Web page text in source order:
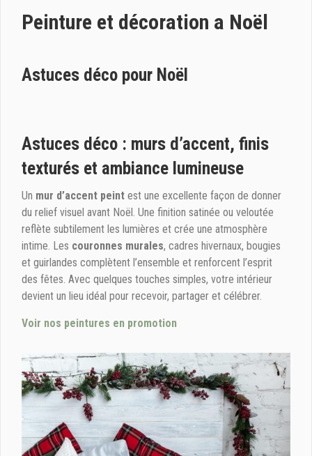
Peinture et décoration a Noël
Astuces déco pour Noël
Astuces déco : murs d’accent, finis
texturés et ambiance lumineuse
Un mur d’accent peint est une excellente façon de donner
du relief visuel avant Noël. Une finition satinée ou veloutée
reflète subtilement les lumières et crée une atmosphère
intime. Les couronnes murales, cadres hivernaux, bougies
et guirlandes complètent l’ensemble et renforcent l’esprit
des fêtes. Avec quelques touches simples, votre intérieur
devient un lieu idéal pour recevoir, partager et célébrer.
Voir nos peintures en promotion